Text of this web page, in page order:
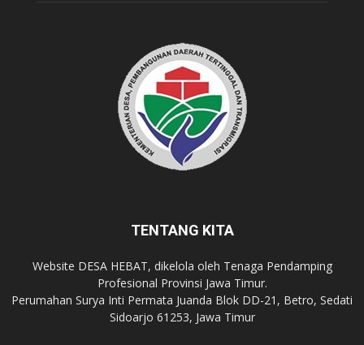
TENTANG KITA
Website DESA HEBAT, dikelola oleh Tenaga Pendamping
Profesional Provinsi Jawa Timur.
Perumahan Surya Inti Permata Juanda Blok DD-21, Betro, Sedati
Sidoarjo 61253, Jawa Timur